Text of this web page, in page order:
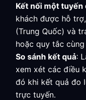
Kết nối một tuyến
khách được hỗ
(Trung Quốc) và
hoặc quy tắc cùng
So sánh kết quả:
xem xét các điều
đó khi kết quả đo
trực tuyến.